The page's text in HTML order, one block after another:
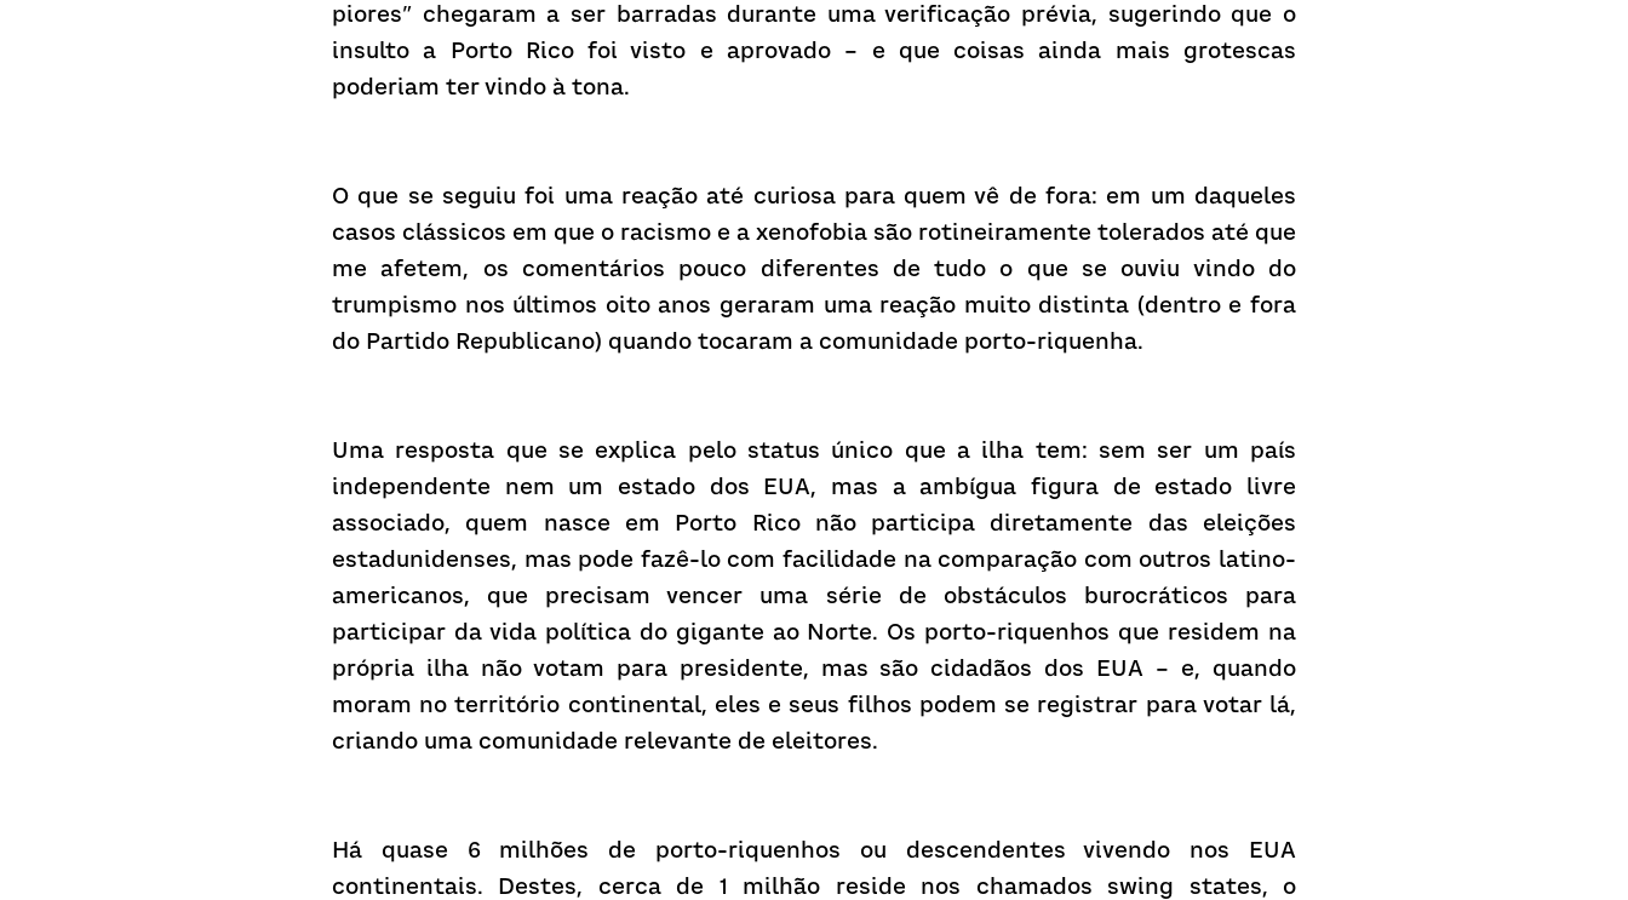
piores” chegaram a ser barradas durante uma verificação prévia, sugerindo que o
insulto a Porto Rico foi visto e aprovado – e que coisas ainda mais grotescas
poderiam ter vindo à tona.
O que se seguiu foi uma reação até curiosa para quem vê de fora: em um daqueles
casos clássicos em que o racismo e a xenofobia são rotineiramente tolerados até que
me afetem, os comentários pouco diferentes de tudo o que se ouviu vindo do
trumpismo nos últimos oito anos geraram uma reação muito distinta (dentro e fora
do Partido Republicano) quando tocaram a comunidade porto-riquenha.
Uma resposta que se explica pelo status único que a ilha tem: sem ser um país
independente nem um estado dos EUA, mas a ambígua figura de estado livre
associado, quem nasce em Porto Rico não participa diretamente das eleições
estadunidenses, mas pode fazê-lo com facilidade na comparação com outros latino-
americanos, que precisam vencer uma série de obstáculos burocráticos para
participar da vida política do gigante ao Norte. Os porto-riquenhos que residem na
própria ilha não votam para presidente, mas são cidadãos dos EUA – e, quando
moram no território continental, eles e seus filhos podem se registrar para votar lá,
criando uma comunidade relevante de eleitores.
Há quase 6 milhões de porto-riquenhos ou descendentes vivendo nos EUA
continentais. Destes, cerca de 1 milhão reside nos chamados swing states, o